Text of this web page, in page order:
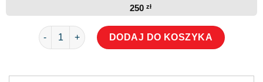
250 zł
ilość Obraz z panoramą miasta w kolorze czarno-białym
DODAJ DO KOSZYKA